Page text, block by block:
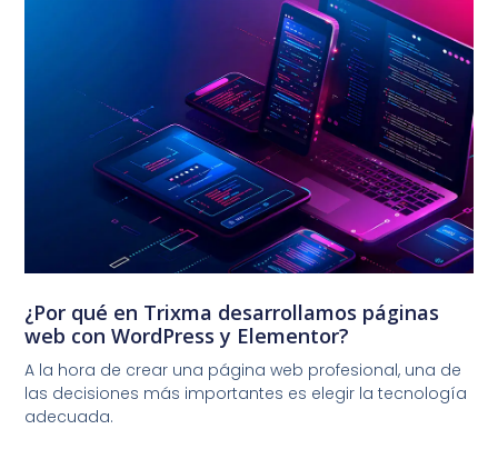
¿Por qué en Trixma desarrollamos páginas
web con WordPress y Elementor?
A la hora de crear una página web profesional, una de
las decisiones más importantes es elegir la tecnología
adecuada.